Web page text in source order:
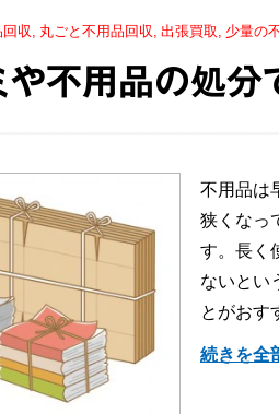
収 丸ごと不用品回収 出張買取 少量の
や不用品の処分
不用品は
狭くなっ
す。長く
ないとい
とがお
続きを全